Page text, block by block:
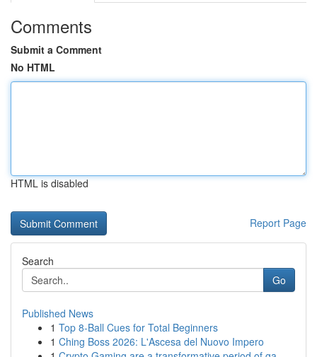
Comments
Submit a Comment
No HTML
HTML is disabled
Report Page
Search
Go
Published News
1 Top 8-Ball Cues for Total Beginners
1 Ching Boss 2026: L'Ascesa del Nuovo Impero